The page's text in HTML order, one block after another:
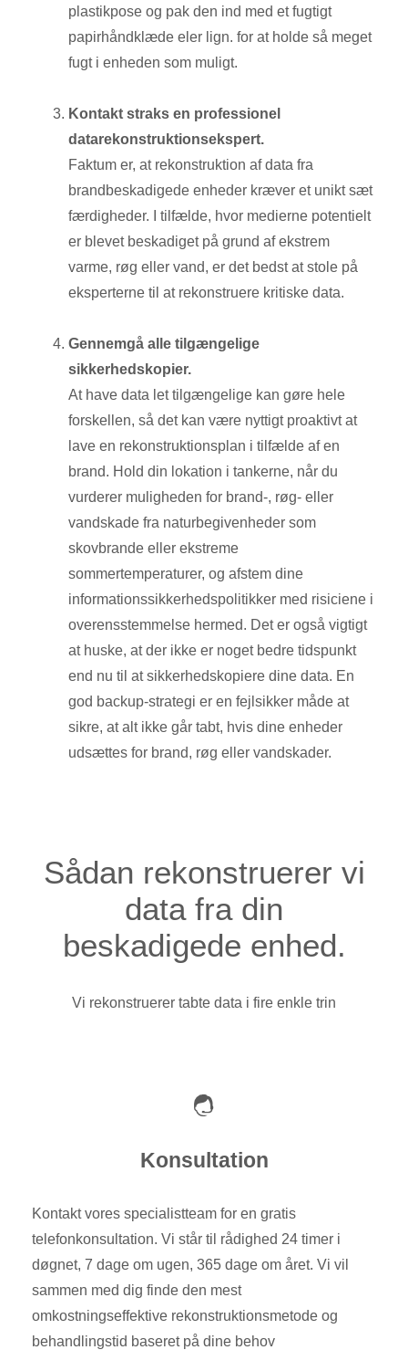
plastikpose og pak den ind med et fugtigt
papirhåndklæde eler lign. for at holde så meget
fugt i enheden som muligt.
Kontakt straks en professionel
datarekonstruktionsekspert.
Faktum er, at rekonstruktion af ​​data fra
brandbeskadigede enheder kræver et unikt sæt
færdigheder. I tilfælde, hvor medierne potentielt
er blevet beskadiget på grund af ekstrem
varme, røg eller vand, er det bedst at stole på
eksperterne til at rekonstruere kritiske data.
Gennemgå alle tilgængelige
sikkerhedskopier.
At have data let tilgængelige kan gøre hele
forskellen, så det kan være nyttigt proaktivt at
lave en rekonstruktionsplan i tilfælde af en
brand. Hold din lokation i tankerne, når du
vurderer muligheden for brand-, røg- eller
vandskade fra naturbegivenheder som
skovbrande eller ekstreme
sommertemperaturer, og afstem dine
informationssikkerhedspolitikker med risiciene i
overensstemmelse hermed. Det er også vigtigt
at huske, at der ikke er noget bedre tidspunkt
end nu til at sikkerhedskopiere dine data. En
god backup-strategi er en fejlsikker måde at
sikre, at alt ikke går tabt, hvis dine enheder
udsættes for brand, røg eller vandskader.
Sådan rekonstruerer vi
data fra din
beskadigede enhed.
Vi rekonstruerer tabte data i fire enkle trin
Konsultation
Kontakt vores specialistteam for en gratis
telefonkonsultation. Vi står til rådighed 24 timer i
døgnet, 7 dage om ugen, 365 dage om året. Vi vil
sammen med dig finde den mest
omkostningseffektive rekonstruktionsmetode og
behandlingstid baseret på dine behov